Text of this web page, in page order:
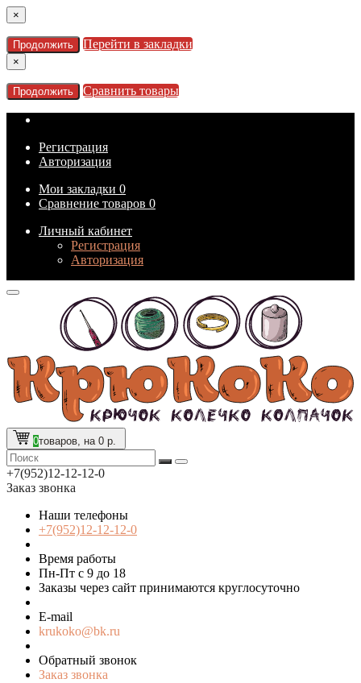
×
Продолжить Перейти в закладки
×
Продолжить Сравнить товары
Регистрация
Авторизация
Мои закладки 0
Сравнение товаров 0
Личный кабинет
Регистрация
Авторизация
0товаров, на 0 р.
+7(952)12-12-12-0
Заказ звонка
Наши телефоны
+7(952)12-12-12-0
Время работы
Пн-Пт с 9 до 18
Заказы через сайт принимаются круглосуточно
E-mail
krukoko@bk.ru
Обратный звонок
Заказ звонка